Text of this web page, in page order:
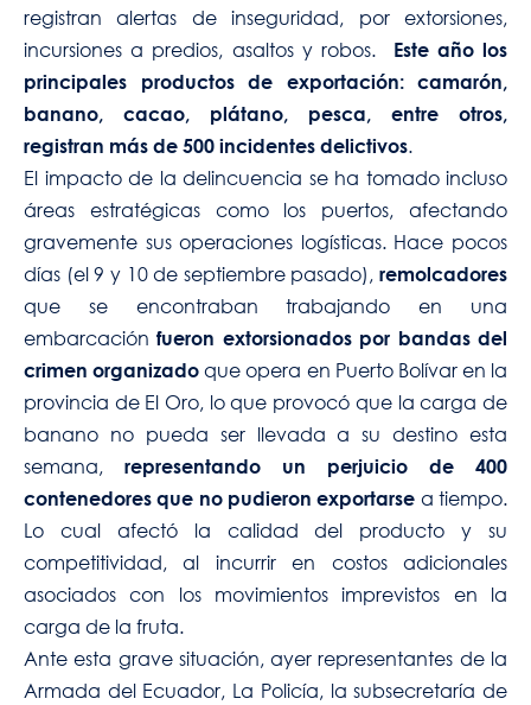
registran alertas de inseguridad, por extorsiones,
incursiones a predios, asaltos y robos.
Este año los
principales productos de exportación: camarón,
banano, cacao, plátano, pesca, entre otros,
registran más de 500 incidentes delictivos.
El impacto de la delincuencia se ha tomado incluso
áreas estratégicas como los puertos, afectando
gravemente sus operaciones logísticas. Hace pocos
días (el 9 y 10 de septiembre pasado), remolcadores
que se encontraban trabajando en una
embarcaciónfueron extorsionados por bandas del
crimen organizado que opera en Puerto Bolívar en la
provincia de El Oro, lo que provocó que la carga de
banano no pueda ser llevada a su destino esta
semana, representando un perjuicio de 400
contenedores que no pudieron exportarse a tiempo.
Lo cual afectó la calidad del producto y su
competitividad, al incurrir en costos adicionales
asociados con los movimientos imprevistos en la
carga de la fruta.
Ante esta grave situación, ayer representantes de la
Armada del Ecuador, La Policía, la subsecretaría de